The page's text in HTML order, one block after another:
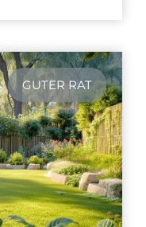
GUTER RAT